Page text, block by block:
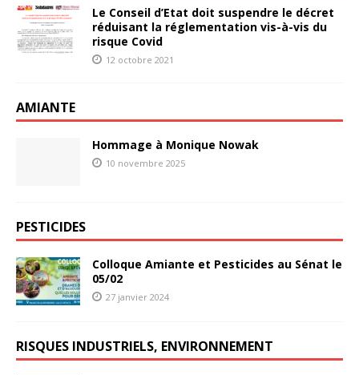
Le Conseil d’Etat doit suspendre le décret
réduisant la réglementation vis-à-vis du
risque Covid
12 octobre 2021
AMIANTE
Hommage à Monique Nowak
10 novembre 2025
PESTICIDES
Colloque Amiante et Pesticides au Sénat le
05/02
27 janvier 2024
RISQUES INDUSTRIELS, ENVIRONNEMENT